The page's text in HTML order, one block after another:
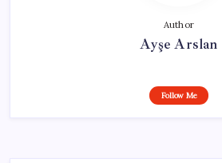
Author
Ayşe Arslan
Follow Me